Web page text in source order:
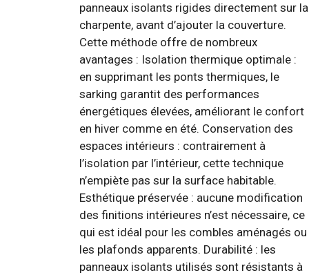
panneaux isolants rigides directement sur la
charpente, avant d’ajouter la couverture.
Cette méthode offre de nombreux
avantages : Isolation thermique optimale :
en supprimant les ponts thermiques, le
sarking garantit des performances
énergétiques élevées, améliorant le confort
en hiver comme en été. Conservation des
espaces intérieurs : contrairement à
l’isolation par l’intérieur, cette technique
n’empiète pas sur la surface habitable.
Esthétique préservée : aucune modification
des finitions intérieures n’est nécessaire, ce
qui est idéal pour les combles aménagés ou
les plafonds apparents. Durabilité : les
panneaux isolants utilisés sont résistants à